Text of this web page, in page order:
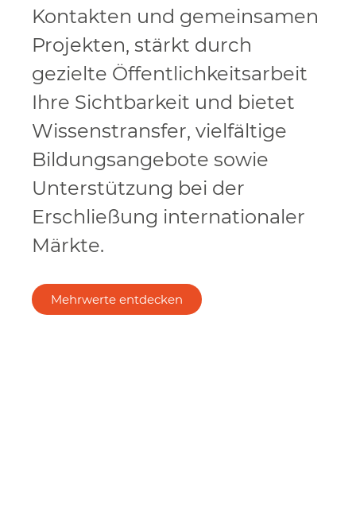
Kontakten und gemeinsamen
Projekten, stärkt durch
gezielte Öffentlichkeitsarbeit
Ihre Sichtbarkeit und bietet
Wissenstransfer, vielfältige
Bildungsangebote sowie
Unterstützung bei der
Erschließung internationaler
Märkte.
Mehrwerte entdecken